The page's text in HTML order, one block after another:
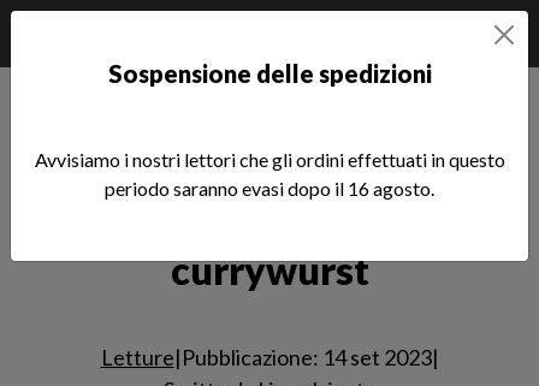
La scoperta della currywurst
currywurst
Letture|Pubblicazione: 14 set 2023|
Sospensione delle spedizioni
Avvisiamo i nostri lettori che gli ordini effettuati in questo
periodo saranno evasi dopo il 16 agosto.